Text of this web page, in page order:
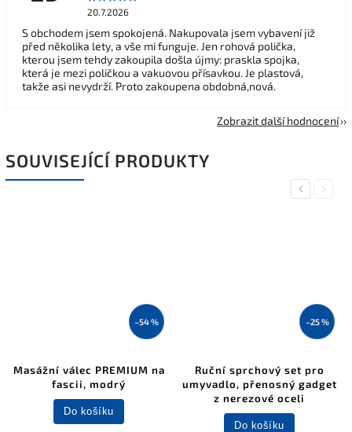
20.7.2026
S obchodem jsem spokojená. Nakupovala jsem vybavení již
před několika lety, a vše mi funguje. Jen rohová polička,
kterou jsem tehdy zakoupila došla újmy: praskla spojka,
která je mezi poličkou a vakuovou přísavkou. Je plastová,
takže asi nevydrží. Proto zakoupena obdobná,nová.
Zobrazit další hodnocení
SOUVISEJÍCÍ PRODUKTY
Previous
–54 %
Masážní válec PREMIUM na
fascii, modrý
Do košíku
–25 %
Ruční sprchový set pro
umyvadlo, přenosný gadget
z nerezové oceli
Do košíku
Next